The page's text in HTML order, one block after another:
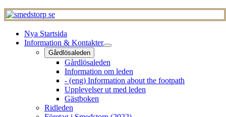
Nya Startsida
Information & Kontakter
Gårdlösaleden
Gårdlösaleden
Information om leden
- (eng) Information about the footpath
Upplevelser ut med leden
Gästboken
Ridleden